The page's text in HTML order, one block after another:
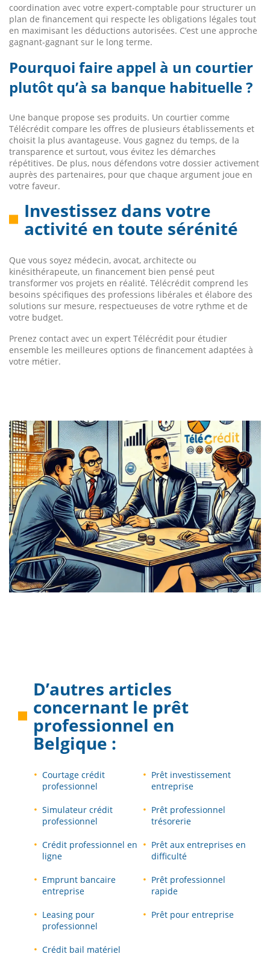
coordination avec votre expert-comptable pour structurer un
plan de financement qui respecte les obligations légales tout
en maximisant les déductions autorisées. C’est une approche
gagnant-gagnant sur le long terme.
Pourquoi faire appel à un courtier
plutôt qu’à sa banque habituelle ?
Une banque propose ses produits. Un courtier comme
Télécrédit compare les offres de plusieurs établissements et
choisit la plus avantageuse. Vous gagnez du temps, de la
transparence et surtout, vous évitez les démarches
répétitives. De plus, nous défendons votre dossier activement
auprès des partenaires, pour que chaque argument joue en
votre faveur.
Investissez dans votre
activité en toute sérénité
Que vous soyez médecin, avocat, architecte ou
kinésithérapeute, un financement bien pensé peut
transformer vos projets en réalité. Télécrédit comprend les
besoins spécifiques des professions libérales et élabore des
solutions sur mesure, respectueuses de votre rythme et de
votre budget.
Prenez contact avec un expert Télécrédit pour étudier
ensemble les meilleures options de financement adaptées à
votre métier.
D’autres articles
concernant le prêt
professionnel en
Belgique :
Courtage crédit
professionnel
Simulateur crédit
professionnel
Crédit professionnel en
ligne
Emprunt bancaire
entreprise
Leasing pour
professionnel
Crédit bail matériel
Prêt investissement
entreprise
Prêt professionnel
trésorerie
Prêt aux entreprises en
difficulté
Prêt professionnel
rapide
Prêt pour entreprise